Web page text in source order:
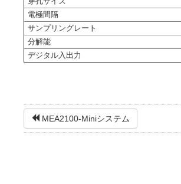
電極間隔
サンプリングレート
分解能
デジタル入出力
MEA2100-Miniシステム